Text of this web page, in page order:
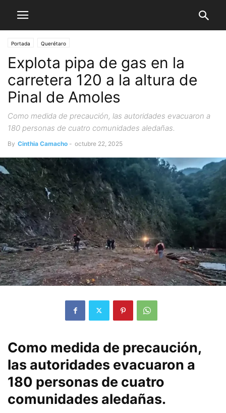
Portada Querétaro
Explota pipa de gas en la
carretera 120 a la altura de
Pinal de Amoles
Como medida de precaución, las autoridades evacuaron a
180 personas de cuatro comunidades aledañas.
By Cinthia Camacho - octubre 22, 2025
Como medida de precaución,
las autoridades evacuaron a
180 personas de cuatro
comunidades aledañas.